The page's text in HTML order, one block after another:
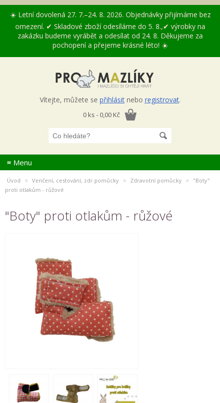
☀️ Letní dovolená 27. 7.–24. 8. 2026. Objednávky přijímáme bez
omezení. ✔ Skladové zboží odesíláme do 5. 8.,✔ výrobky na
zakázku budeme vyrábět a odesílat od 24. 8. Děkujeme za
pochopení a přejeme krásné léto! ☀️
Vítejte, můžete se přihlásitnebo registrovat.
0 ks - 0,00 Kč
≡ Menu
Úvod » Venčení, cestování, zdr.pomůcky » Zdravotní pomůcky »
"Boty"
proti otlakům - růžové
"Boty" proti otlakům - růžové